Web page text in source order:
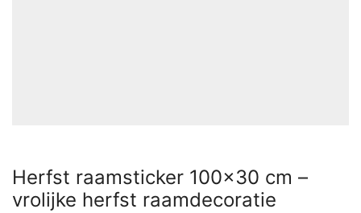
Herfst raamsticker 100×30 cm –
vrolijke herfst raamdecoratie